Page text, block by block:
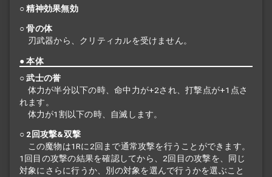
○ 精神効果無効
○ 骨の体
刃武器から、クリティカルを受けません。
● 本体
○ 武士の誉
体力が半分以下の時、命中力が+2され、打撃点が+1点さ
れます。
体力が1割以下の時、自滅します。
○ 2回攻撃&双撃
この魔物は1Rに2回まで通常攻撃を行うことができます。
1回目の攻撃の結果を確認してから、2回目の攻撃を、同じ
対象にさらに行うか、別の対象を選んで行うかを選ぶこと